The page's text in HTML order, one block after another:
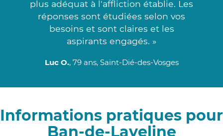
plus adéquat à l'affliction établie. Les
réponses sont étudiées selon vos
besoins et sont claires et les
aspirants engagés. »
Luc O., 79 ans, Saint-Dié-des-Vosges
Informations pratiques pour
Ban-de-Laveline